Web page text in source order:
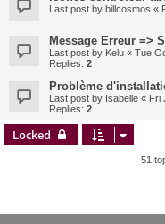
Last post by billcosmos «
Message Erreur =>
Last post by Kelu « Tue
Replies: 2
Problème
Last post by Isabelle « Fri
Replies: 2
Locked
51